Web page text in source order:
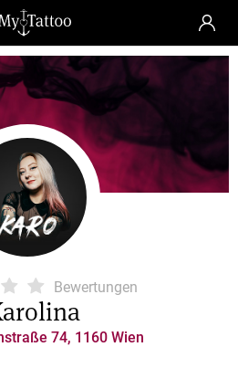
Bewertungen
74, 1160 Wien